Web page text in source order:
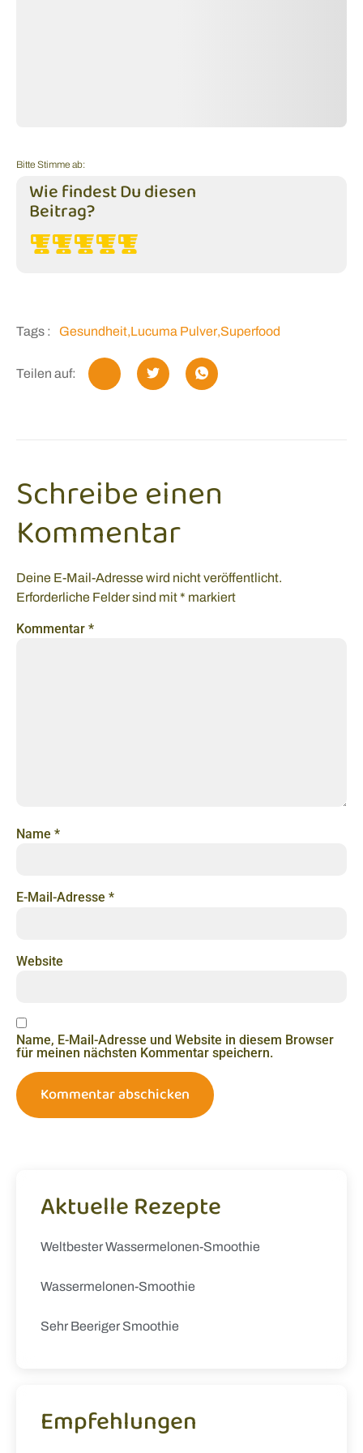
Bitte Stimme ab:
Wie findest Du diesen
Beitrag?
Tags : Gesundheit,Lucuma Pulver,Superfood
Teilen auf:
Schreibe einen
Kommentar
Deine E-Mail-Adresse wird nicht veröffentlicht.
Erforderliche Felder sind mit* markiert
Kommentar *
Name *
E-Mail-Adresse *
Website
Name, E-Mail-Adresse und Website in diesem Browser
für meinen nächsten Kommentar speichern.
Aktuelle Rezepte
Weltbester Wassermelonen-Smoothie
Wassermelonen-Smoothie
Sehr Beeriger Smoothie
Empfehlungen